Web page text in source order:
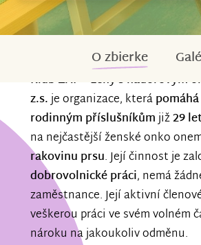
O zbierke
Klub ŽAP – ženy s nádorovým
z.s.je organizace, která
rodinným příslušníkůmjiž29
na nejčastější ženské onko
rakovinu prsu. Její činnost je
dobrovolnické práci, nemá
zaměstnance. Její aktivní
veškerou práci ve svém volném
nároku na jakoukoliv odměnu.